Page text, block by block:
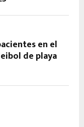
en el
de playa